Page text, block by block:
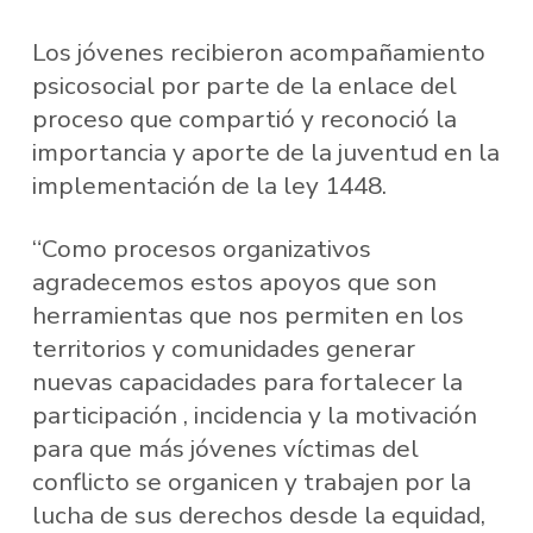
Los jóvenes recibieron acompañamiento
psicosocial por parte de la enlace del
proceso que compartió y reconoció la
importancia y aporte de la juventud en la
implementación de la ley 1448.
“Como procesos organizativos
agradecemos estos apoyos que son
herramientas que nos permiten en los
territorios y comunidades generar
nuevas capacidades para fortalecer la
participación , incidencia y la motivación
para que más jóvenes víctimas del
conflicto se organicen y trabajen por la
lucha de sus derechos desde la equidad,